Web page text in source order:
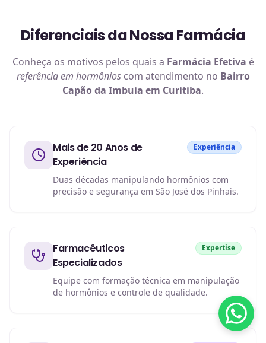
Diferenciais da Nossa Farmácia
Conheça os motivos pelos quais a Farmácia Efetiva é
referência em hormônioscom atendimento no Bairro
Capão da Imbuia em Curitiba.
Mais de 20 Anos de
Experiência
Experiência
Duas décadas manipulando hormônios com
precisão e segurança em São José dos Pinhais.
Farmacêuticos
Especializados
Expertise
Equipe com formação técnica em manipulação
de hormônios e controle de qualidade.